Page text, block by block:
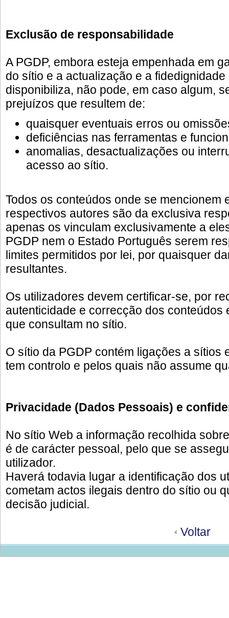
Exclusão de responsabilidade
A PGDP, embora esteja empenhada em
do sítio e a actualização e a
disponibiliza, não pode, em caso algum,
prejuízos que resultem de:
quaisquer eventuais erros ou
deficiências nas ferramentas e
anomalias, desactualizações ou
acesso ao sítio.
Todos os conteúdos onde se mencionem
respectivos autores são da exclusiva
apenas os vinculam exclusivamente a
PGDP nem o Estado Português serem
limites permitidos por lei, por quaisquer
resultantes.
Os utilizadores devem certificar-se, por
autenticidade e correcção dos conteúdos
que consultam no sítio.
O sítio da PGDP contém ligações a sítios
tem controlo e pelos quais não assume
Privacidade (Dados Pessoais) e
No sítio Web a informação recolhida
é de carácter pessoal, pelo que se
utilizador.
Haverá todavia lugar a identificação dos
cometam actos ilegais dentro do sítio ou
decisão judicial.
Voltar